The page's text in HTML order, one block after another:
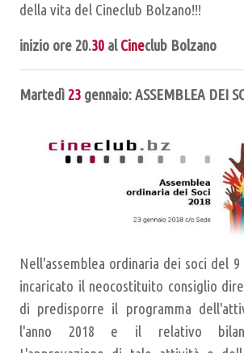
della vita del Cineclub Bolzano!!!
inizio ore20.30 alCineclub Bolzano
Martedì23 gennaio: ASSEMBLEA DEI
Nell'assemblea ordinaria dei soci del 9
incaricato il neocostituito consiglio
di predisporre il programma
l'anno 2018 e il relativo